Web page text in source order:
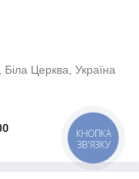
Церква, Україна
КНОПКА
ЗВ'ЯЗКУ